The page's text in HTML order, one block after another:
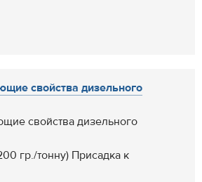
свойства дизельного
свойства дизельного
гр./тонну) Присадка к